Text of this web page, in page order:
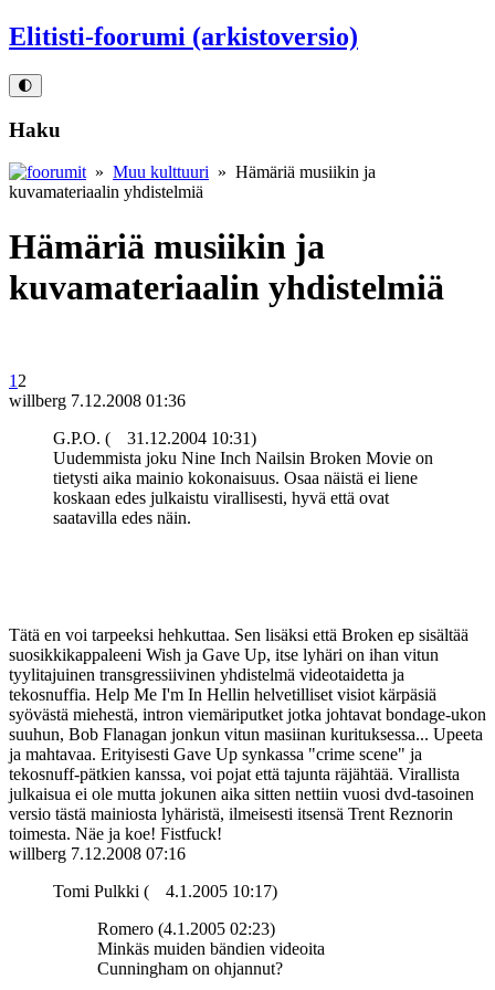
Elitisti-foorumi (arkistoversio)
🌓
Haku
» Muu kulttuuri » Hämäriä musiikin ja
kuvamateriaalin yhdistelmiä
Hämäriä musiikin ja
kuvamateriaalin yhdistelmiä
1 2
willberg 7.12.2008 01:36
G.P.O. (
31.12.2004 10:31)
Uudemmista joku Nine Inch Nailsin Broken Movie on
tietysti aika mainio kokonaisuus. Osaa näistä ei liene
koskaan edes julkaistu virallisesti, hyvä että ovat
saatavilla edes näin.
Tätä en voi tarpeeksi hehkuttaa. Sen lisäksi että Broken ep sisältää
suosikkikappaleeni Wish ja Gave Up, itse lyhäri on ihan vitun
tyylitajuinen transgressiivinen yhdistelmä videotaidetta ja
tekosnuffia. Help Me I'm In Hellin helvetilliset visiot kärpäsiä
syövästä miehestä, intron viemäriputket jotka johtavat bondage-ukon
suuhun, Bob Flanagan jonkun vitun masiinan kurituksessa... Upeeta
ja mahtavaa. Erityisesti Gave Up synkassa "crime scene" ja
tekosnuff-pätkien kanssa, voi pojat että tajunta räjähtää. Virallista
julkaisua ei ole mutta jokunen aika sitten nettiin vuosi dvd-tasoinen
versio tästä mainiosta lyhäristä, ilmeisesti itsensä Trent Reznorin
toimesta. Näe ja koe! Fistfuck!
willberg 7.12.2008 07:16
Tomi Pulkki (
4.1.2005 10:17)
Romero (4.1.2005 02:23)
Minkäs muiden bändien videoita
Cunningham on ohjannut?